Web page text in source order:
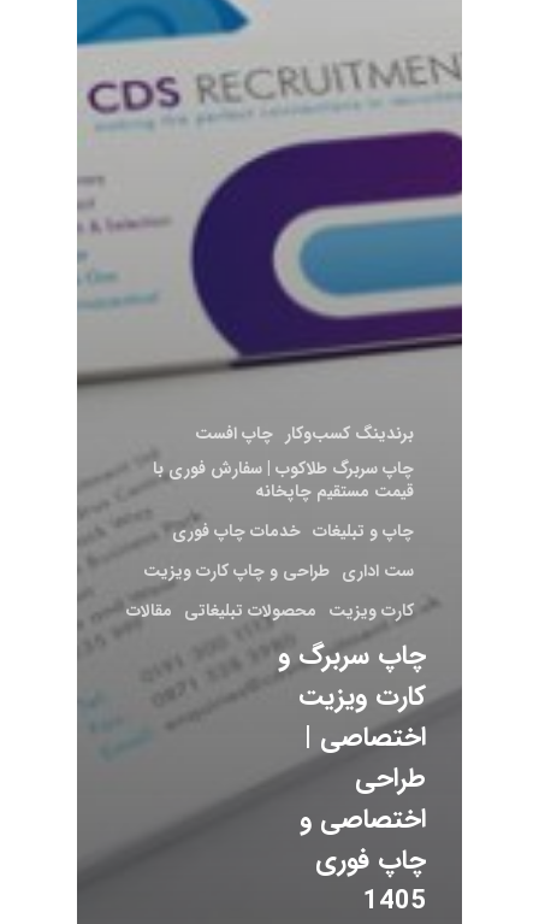
برندینگ کسب‌وکار چاپ افست
چاپ سربرگ طلاکوب | سفارش فوری با
قیمت مستقیم چاپخانه
چاپ و تبلیغات خدمات چاپ فوری
ست اداری طراحی و چاپ کارت ویزیت
کارت ویزیت محصولات تبلیغاتی مقالات
چاپ سربرگ و
کارت ویزیت
اختصاصی |
طراحی
اختصاصی و
چاپ فوری
1405